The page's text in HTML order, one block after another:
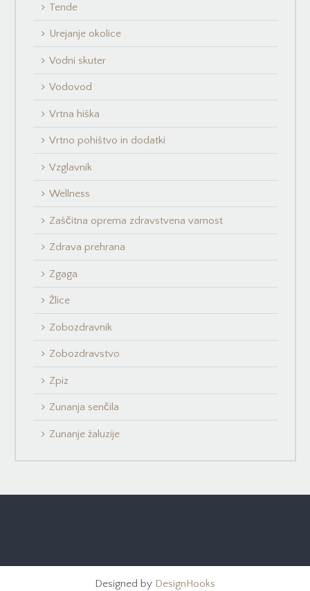
Tende
Urejanje okolice
Vodni skuter
Vodovod
Vrtna hiška
Vrtno pohištvo in dodatki
Vzglavnik
Wellness
Zaščitna oprema zdravstvena varnost
Zdrava prehrana
Zgaga
Žlice
Zobozdravnik
Zobozdravstvo
Zpiz
Zunanja senčila
Zunanje žaluzije
Designed by DesignHooks